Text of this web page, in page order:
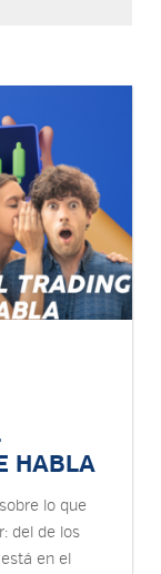
HABLA
lo que
del de los
en el